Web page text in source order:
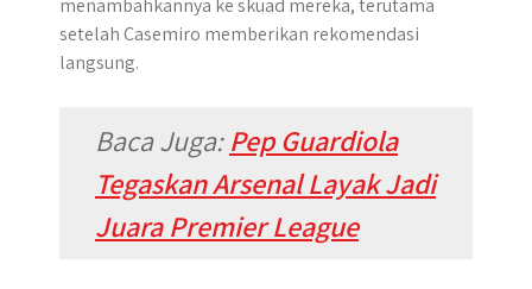
menambahkannya ke skuad mereka, terutama
setelah Casemiro memberikan rekomendasi
langsung.
Baca Juga:Pep Guardiola
Tegaskan Arsenal Layak Jadi
Juara Premier League